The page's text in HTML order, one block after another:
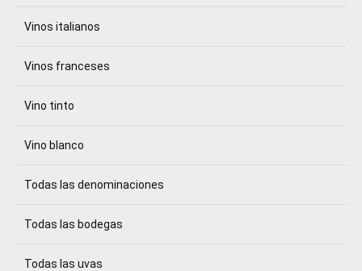
Vinos italianos
Vinos franceses
Vino tinto
Vino blanco
Todas las denominaciones
Todas las bodegas
Todas las uvas